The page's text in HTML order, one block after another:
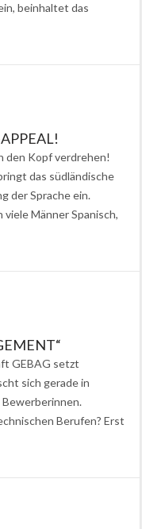
beinhaltet das
den Kopf verdrehen!
das südländische
der Sprache ein.
Männer Spanisch,
GEBAG setzt
sich gerade in
Berufen? Erst